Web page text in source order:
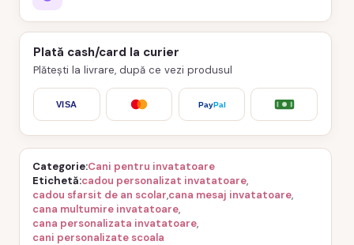
Plată cash/card la curier
Plătești la livrare, după ce vezi produsul
VISA PayPal
Categorie Cani pentru invatatoare
Etichetă cadou personalizat invatatoare,
cadou sfarsit de an scolar,cana mesaj invatatoare,
cana multumire invatatoare,
cana personalizata invatatoare,
cani personalizate scoala